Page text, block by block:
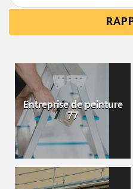
Entreprise de peinture
77